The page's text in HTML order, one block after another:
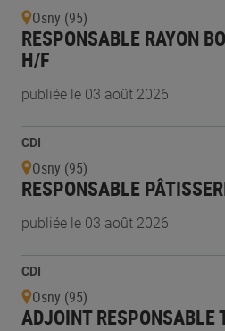
Osny (95)
RESPONSABLE RAYON
H/F
publiée le 03 août 2026
CDI
Osny (95)
RESPONSABLE
publiée le 03 août 2026
CDI
Osny (95)
ADJOINT